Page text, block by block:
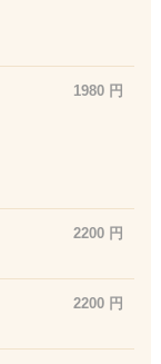
1980 円
2200 円
2200 円